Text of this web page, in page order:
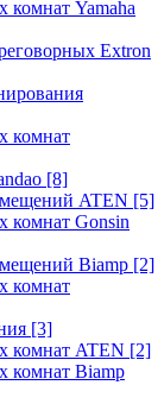
комнат Yamaha
Extron
комнат
[8]
ATEN [5]
комнат Gonsin
Biamp [2]
комнат
[3]
комнат ATEN [2]
комнат Biamp